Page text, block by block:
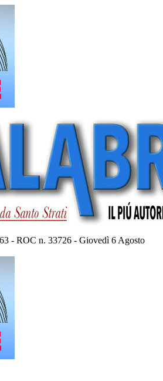
- ROC n. 33726 - Giovedì 6 Agosto